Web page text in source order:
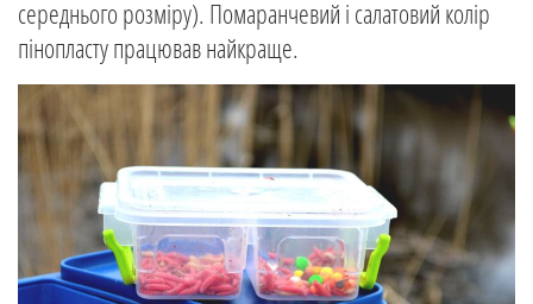
середнього розміру). Помаранчевий і салатовий колір
пінопласту працював найкраще.